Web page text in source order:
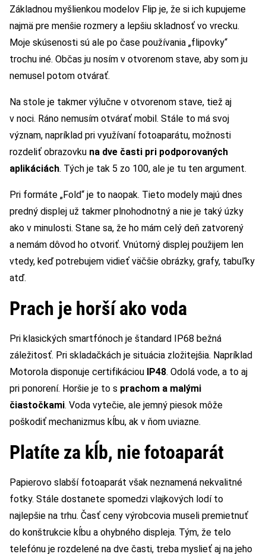
Základnou myšlienkou modelov Flip je, že si ich kupujeme
najmä pre menšie rozmery a lepšiu skladnosť vo vrecku.
Moje skúsenosti sú ale po čase používania „flipovky“
trochu iné. Občas ju nosím v otvorenom stave, aby som ju
nemusel potom otvárať.
Na stole je takmer výlučne v otvorenom stave, tiež aj
v noci. Ráno nemusím otvárať mobil. Stále to má svoj
význam, napríklad pri využívaní fotoaparátu, možnosti
rozdeliť obrazovku na dve časti pri podporovaných
aplikáciách. Tých je tak 5 zo 100, ale je tu ten argument.
Pri formáte „Fold“ je to naopak. Tieto modely majú dnes
predný displej už takmer plnohodnotný a nie je taký úzky
ako v minulosti. Stane sa, že ho mám celý deň zatvorený
a nemám dôvod ho otvoriť. Vnútorný displej použijem len
vtedy, keď potrebujem vidieť väčšie obrázky, grafy, tabuľky
atď.
Prach je horší ako voda
Pri klasických smartfónoch je štandard IP68 bežná
záležitosť. Pri skladačkách je situácia zložitejšia. Napríklad
Motorola disponuje certifikáciou IP48. Odolá vode, a to aj
pri ponorení. Horšie je to s prachom a malými
čiastočkami. Voda vytečie, ale jemný piesok môže
poškodiť mechanizmus kĺbu, ak v ňom uviazne.
Platíte za kĺb, nie fotoaparát
Papierovo slabší fotoaparát však neznamená nekvalitné
fotky. Stále dostanete spomedzi vlajkových lodí to
najlepšie na trhu. Časť ceny výrobcovia museli premietnuť
do konštrukcie kĺbu a ohybného displeja. Tým, že telo
telefónu je rozdelené na dve časti, treba myslieť aj na jeho